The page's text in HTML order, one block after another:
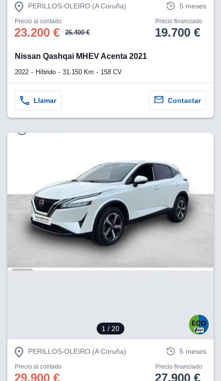
PERILLOS-OLEIRO (A Coruña) 5 meses
Precio al contado
23.200 € 26.400 €
Precio financiado
19.700 €
Nissan Qashqai MHEV Acenta 2021
2022 Híbrido 31.150 Km 158 CV
Llamar Contactar
1 / 20
PERILLOS-OLEIRO (A Coruña) 5 meses
Precio al contado
29.900 €
Precio financiado
27.900 €